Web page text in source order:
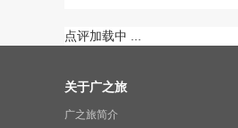
点评加载中 ...
关于广之旅
广之旅简介